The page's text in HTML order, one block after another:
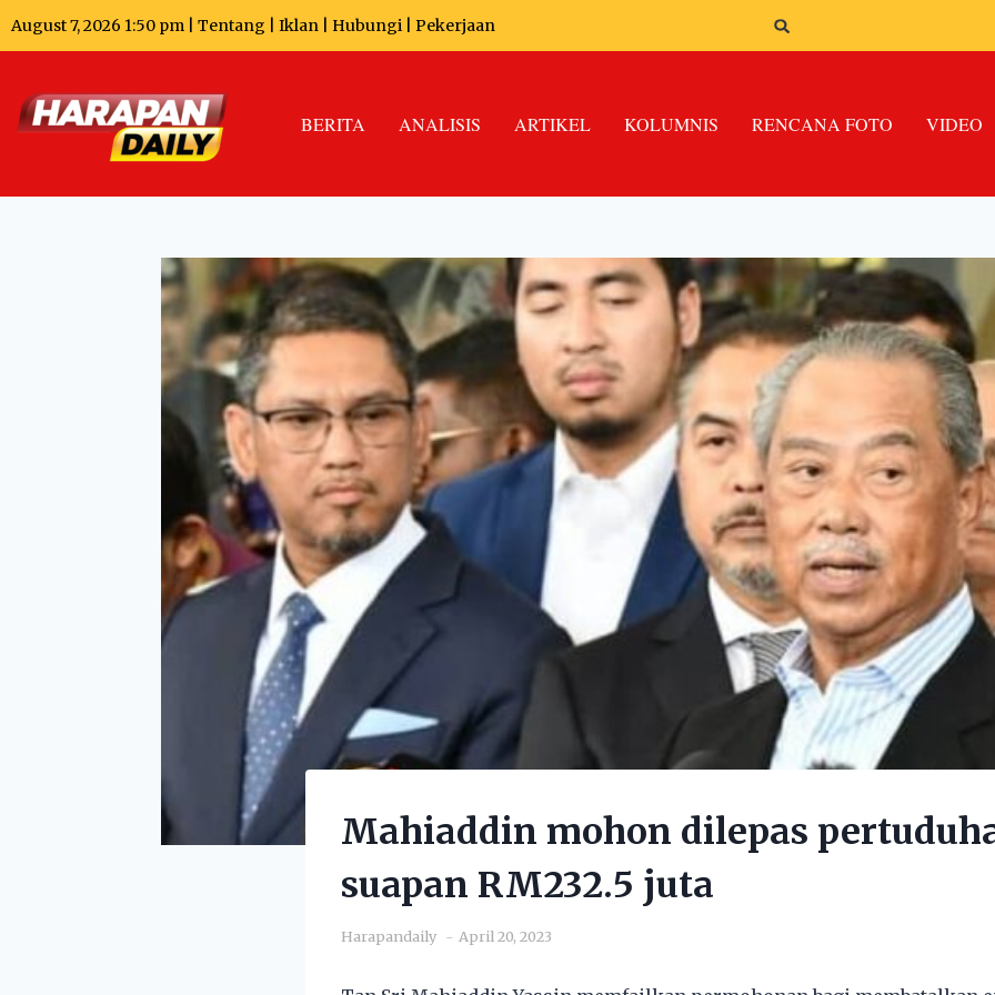
August 7, 2026 1:50 pm | Tentang Iklan Hubungi Pekerjaan
BERITA ANALISIS ARTIKEL KOLUMNIS RENCANA FOTO VIDEO
Mahiaddin mohon dilepas
suapan RM232.5 juta
Harapandaily April 20, 2023